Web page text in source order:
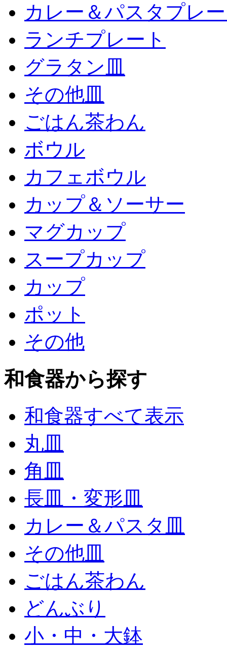
カレー＆パスタプレ
ランチプレート
グラタン皿
その他皿
ごはん茶わん
ボウル
カフェボウル
カップ＆ソーサー
マグカップ
スープカップ
カップ
ポット
その他
和食器から探す
和食器すべて表示
丸皿
角皿
長皿・変形皿
カレー＆パスタ皿
その他皿
ごはん茶わん
どんぶり
小・中・大鉢